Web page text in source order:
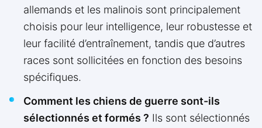
allemands et les malinois sont principalement
choisis pour leur intelligence, leur robustesse et
leur facilité d’entraînement, tandis que d’autres
races sont sollicitées en fonction des besoins
spécifiques.
Comment les chiens de guerre sont-ils
sélectionnés et formés ? Ils sont sélectionnés